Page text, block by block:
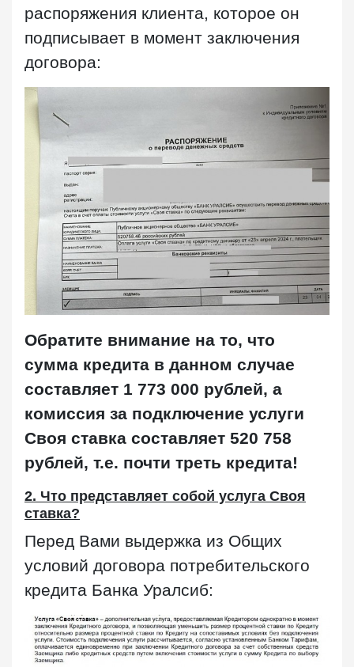
распоряжения клиента, которое он
подписывает в момент заключения
договора:
Обратите внимание на то, что
сумма кредита в данном случае
составляет 1 773 000 рублей, а
комиссия за подключение услуги
Своя ставка составляет 520 758
рублей, т.е. почти треть кредита!
2. Что представляет собой услуга Своя
ставка?
Перед Вами выдержка из Общих
условий договора потребительского
кредита Банка Уралсиб: